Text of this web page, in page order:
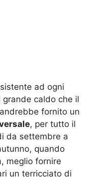
ad ogni
caldo che il
fornito un
, per tutto il
da settembre a
quando
meglio fornire
un terricciato di